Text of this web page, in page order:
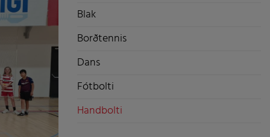
Blak
Borðtennis
Dans
Fótbolti
Handbolti